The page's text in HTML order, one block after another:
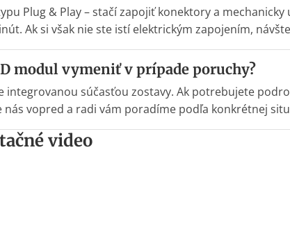
Plug & Play – stačí zapojiť konektory a
Ak si však nie ste istí elektrickým zapojením,
modul vymeniť v prípade poruchy?
integrovanou súčasťou zostavy. Ak potrebujete
nás vopred a radi vám poradíme podľa konkrétnej
video